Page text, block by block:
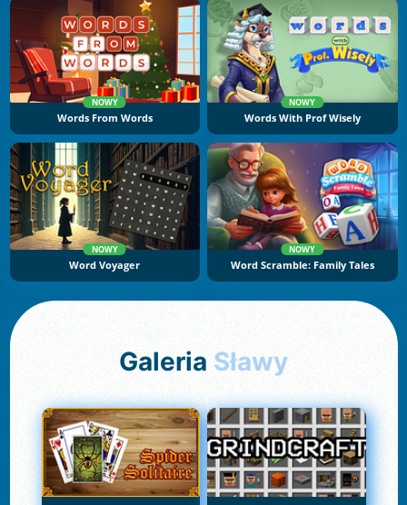
NOWY
Words From Words
NOWY
Words With Prof Wisely
NOWY
Word Voyager
NOWY
Word Scramble: Family Tales
Galeria Sławy